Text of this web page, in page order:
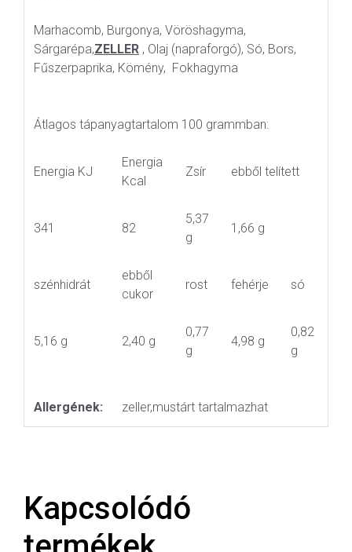
Marhacomb, Burgonya, Vöröshagyma,
Sárgarépa,ZELLER , Olaj (napraforgó), Só, Bors,
Fűszerpaprika, Kömény, Fokhagyma
Átlagos tápanyagtartalom 100 grammban:
Energia KJ
Energia
Kcal
Zsír ebből telített
341 82
5,37
g
1,66 g
szénhidrát
ebből
cukor
rost fehérje só
5,16 g 2,40 g
0,77
g
4,98 g
0,82
g
Allergének: zeller,mustárt tartalmazhat
Kapcsolódó